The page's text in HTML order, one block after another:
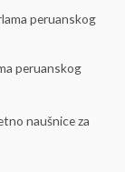
peruanskog
naušnice za